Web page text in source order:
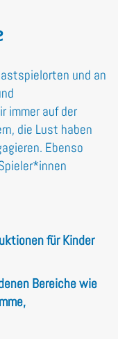
und an
immer auf der
die Lust haben
Ebenso
für Kinder
Bereiche wie